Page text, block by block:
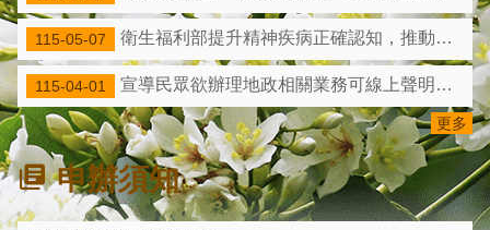
目前國民身分證掛失可採以下方式辦理：撥打1996內政部服務熱線協助掛失國民身分證、以自然人憑證於本部戶政司全球資訊網(http://www.ris.gov.tw/)申請掛失國民 身分證均24小時服務.
國民身份證掛失請撥打1996專線。
民眾得以自然人憑證於內政部戶政司全球資訊網線上免費申辦電子電子戶籍謄本，歡迎多加利用！
『打擊人口販運，尊重人權！請大家一起捍衛人權、維護尊嚴，讓每個人都能自由自在地生活。』
115-05-07 衛生福利部提升精神疾病正確認知，推動精神疾病去污名化宣導
115-04-01 宣導民眾欲辦理地政相關業務可線上聲明等替代申辦印鑑證明之措施
更多
申辦須知